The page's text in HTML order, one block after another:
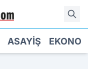
ASAYIŞ